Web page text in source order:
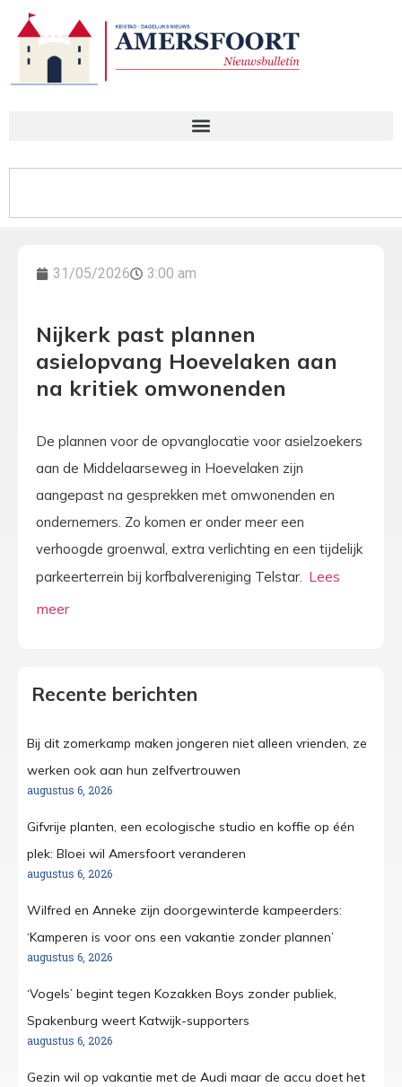
31/05/2026 3:00 am
Nijkerk past plannen
asielopvang Hoevelaken aan
na kritiek omwonenden
De plannen voor de opvanglocatie voor asielzoekers
aan de Middelaarseweg in Hoevelaken zijn
aangepast na gesprekken met omwonenden en
ondernemers. Zo komen er onder meer een
verhoogde groenwal, extra verlichting en een tijdelijk
parkeerterrein bij korfbalvereniging Telstar.
Recente berichten
Bij dit zomerkamp maken jongeren niet alleen vrienden, ze
werken ook aan hun zelfvertrouwen
augustus 6, 2026
Gifvrije planten, een ecologische studio en koffie op één
plek: Bloei wil Amersfoort veranderen
augustus 6, 2026
Wilfred en Anneke zijn doorgewinterde kampeerders:
‘Kamperen is voor ons een vakantie zonder plannen’
augustus 6, 2026
‘Vogels’ begint tegen Kozakken Boys zonder publiek,
Spakenburg weert Katwijk-supporters
augustus 6, 2026
Gezin wil op vakantie met de Audi maar de accu doet het